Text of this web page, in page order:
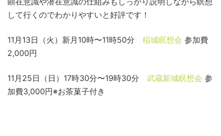
して行くのでわかりやすいと好評です！
11月13日（火）新月10時〜11時50分 稲城瞑想会 参加費
2,000円
11月25日（日）17時30分〜19時30分 武蔵新城瞑想会 参
加費3,000円※お茶菓子付き